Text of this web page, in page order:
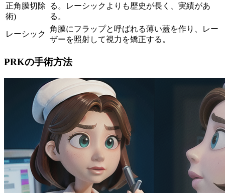
正角膜切除
術)
る。レーシックよりも歴史が長く、実績があ
る。
レーシック
角膜にフラップと呼ばれる薄い蓋を作り、レー
ザーを照射して視力を矯正する。
PRKの手術方法